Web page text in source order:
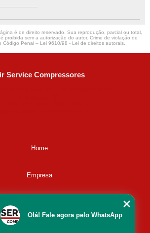
é de direito reservado. Sua reprodução, parcial ou total,
proibida sem a autorização do autor. Crime de violação de
Código Penal – Lei 9610/98 - Lei de direitos autorais.
Service Compressores
Home
Empresa
Olá! Fale agora pelo WhatsApp